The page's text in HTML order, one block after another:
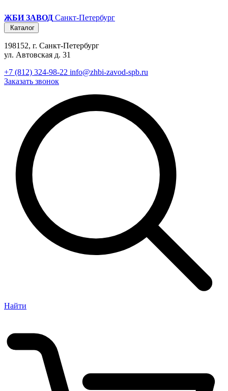
ЖБИ ЗАВОД Санкт-Петербург
Каталог
198152, г. Санкт-Петербург
ул. Автовская д. 31
+7 (812) 324-98-22 info@zhbi-zavod-spb.ru
Заказать звонок
Найти